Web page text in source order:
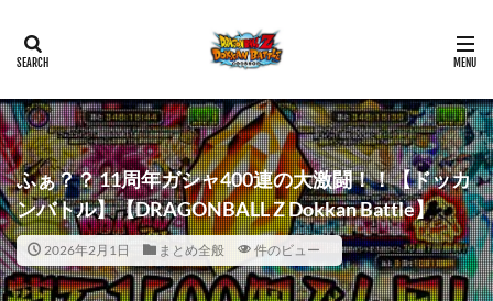
ふぁ？？ 11周年ガシャ400連の大激闘！！【ドッカ
ンバトル】【DRAGONBALL Z Dokkan Battle】
2026年2月1日 まとめ全般 件のビュー